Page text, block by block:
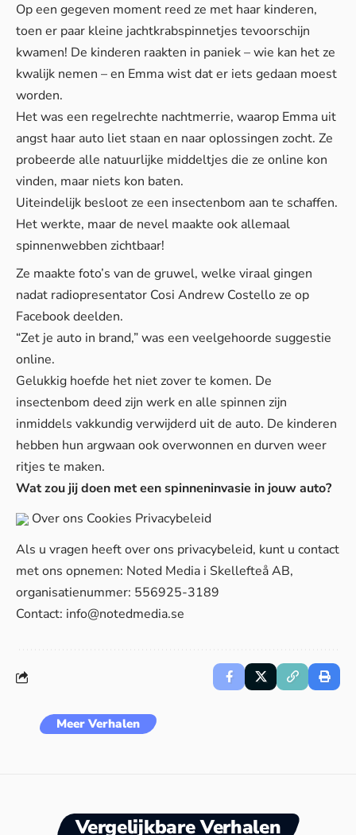
Op een gegeven moment reed ze met haar kinderen,
toen er paar kleine jachtkrabspinnetjes tevoorschijn
kwamen! De kinderen raakten in paniek – wie kan het ze
kwalijk nemen – en Emma wist dat er iets gedaan moest
worden.
Het was een regelrechte nachtmerrie, waarop Emma uit
angst haar auto liet staan en naar oplossingen zocht. Ze
probeerde alle natuurlijke middeltjes die ze online kon
vinden, maar niets kon baten.
Uiteindelijk besloot ze een insectenbom aan te schaffen.
Het werkte, maar de nevel maakte ook allemaal
spinnenwebben zichtbaar!
Ze maakte foto’s van de gruwel, welke viraal gingen
nadat radiopresentator Cosi Andrew Costello ze op
Facebook deelden.
“Zet je auto in brand,” was een veelgehoorde suggestie
online.
Gelukkig hoefde het niet zover te komen. De
insectenbom deed zijn werk en alle spinnen zijn
inmiddels vakkundig verwijderd uit de auto. De kinderen
hebben hun argwaan ook overwonnen en durven weer
ritjes te maken.
Wat zou jij doen met een spinneninvasie in jouw auto?
Over ons Cookies Privacybeleid
Als u vragen heeft over ons privacybeleid, kunt u contact
met ons opnemen: Noted Media i Skellefteå AB,
organisatienummer: 556925-3189
Contact: info@notedmedia.se
Meer Verhalen
Vergelijkbare Verhalen